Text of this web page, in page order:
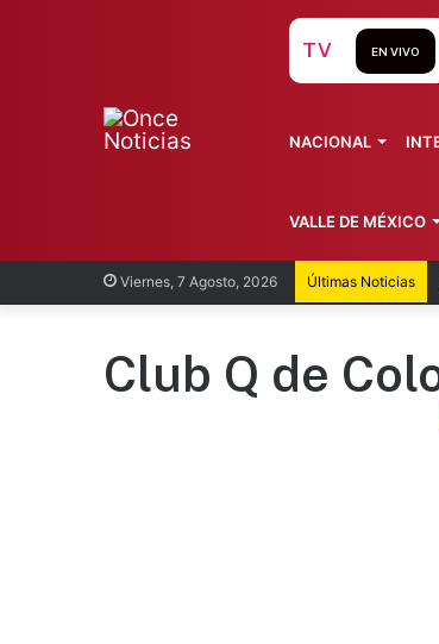
Viernes, 7 Agosto, 2026 Últimas Noticias
TV EN VIVO
NACIONAL
VALLE DE MÉXICO
Club Q de